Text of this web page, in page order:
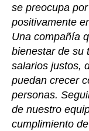
se preocupa
positivamente
Una compañía
bienestar de su
salarios justos,
puedan crecer
personas.
de nuestro
cumplimiento